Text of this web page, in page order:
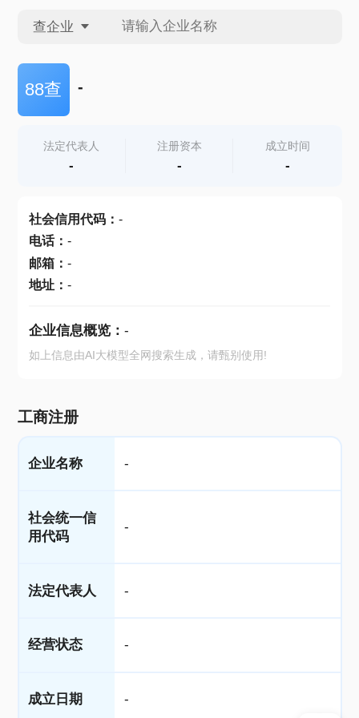
查企业
查企业
查产地
88查 -
法定代表人
-
注册资本
-
成立时间
-
社会信用代码： -
电话： -
邮箱： -
地址： -
企业信息概览： -
如上信息由AI大模型全网搜索生成，请甄别使用!
工商注册
企业名称 -
社会统一信
用代码
-
法定代表人 -
经营状态 -
成立日期 -